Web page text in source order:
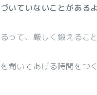
いていないことがある
って、厳しく鍛えるこ
聞いてあげる時間をつ